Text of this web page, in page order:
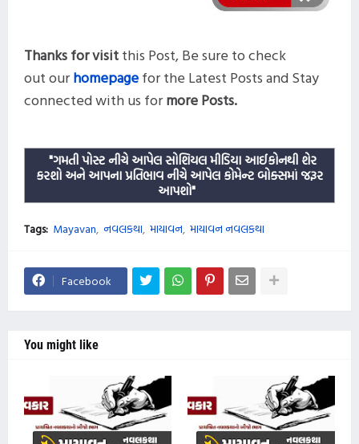
Thanks for visitthis Post,Be sure to check
out ourhomepagefor the Latest Posts andStay
connected with us formorePosts.
"ગમતી પોસ્ટ નીચે આપેલ સોશિયલ મીડિયા આઈકોનથી શેર
કરશો અને આપના પ્રતિભાવ નીચે આપેલ કોમેન્ટ બોક્સમાં જરૂર
આપશો"
Tags: Mayavan નવલકથા માયાવન માયાવન નવલકથા
Facebook
You might like